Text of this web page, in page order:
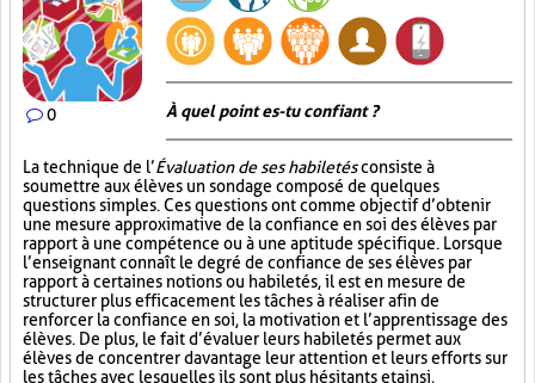
0 À quel point es-tu confiant ?
La technique de l’Évaluation de ses habiletésconsiste à
soumettre aux élèves un sondage composé de quelques
questions simples. Ces questions ont comme objectif d’obtenir
une mesure approximative de la confiance en soi des élèves par
rapport à une compétence ou à une aptitude spécifique. Lorsque
l’enseignant connaît le degré de confiance de ses élèves par
rapport à certaines notions ou habiletés, il est en mesure de
structurer plus efficacement les tâches à réaliser afin de
renforcer la confiance en soi, la motivation et l’apprentissage des
élèves. De plus, le fait d’évaluer leurs habiletés permet aux
élèves de concentrer davantage leur attention et leurs efforts sur
les tâches avec lesquelles ils sont plus hésitants et ainsi,